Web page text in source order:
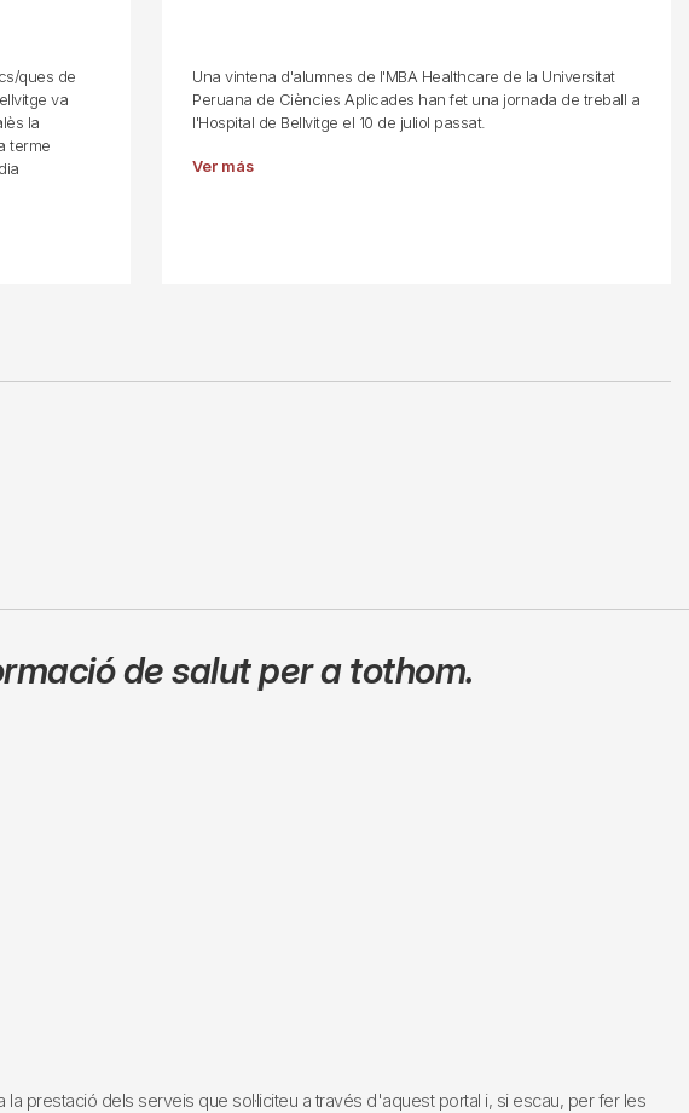
ques de
va
la
terme
Una vintena d'alumnes de l'MBA Healthcare de la Universitat
Peruana de Ciències Aplicades han fet una jornada de treball a
l'Hospital de Bellvitge el 10 de juliol passat.
Ver más
de salut per a tothom.
prestació dels serveis que sol·liciteu a través d'aquest portal i, si escau, per fer les